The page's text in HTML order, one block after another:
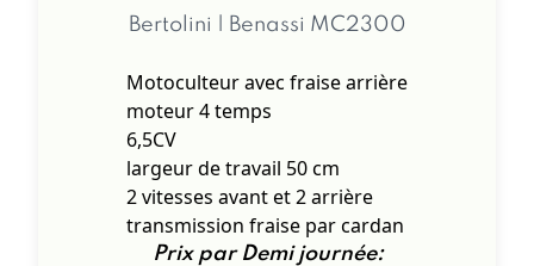
Bertolini | Benassi MC2300
Motoculteur avec fraise arrière
moteur 4 temps
6,5CV
largeur de travail 50 cm
2 vitesses avant et 2 arrière
transmission fraise par cardan
Prix par Demi journée: